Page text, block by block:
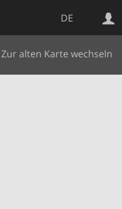
DE
Zur alten Karte wechseln